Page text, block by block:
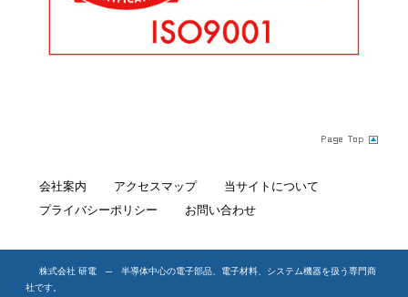
会社案内 アクセスマップ
当サイトについて
プライバシーポリシー
お問い合わせ
株式会社 研電 ─ 半導体中心の電子部品、電子材料、システム機器を扱う専門商
社です。